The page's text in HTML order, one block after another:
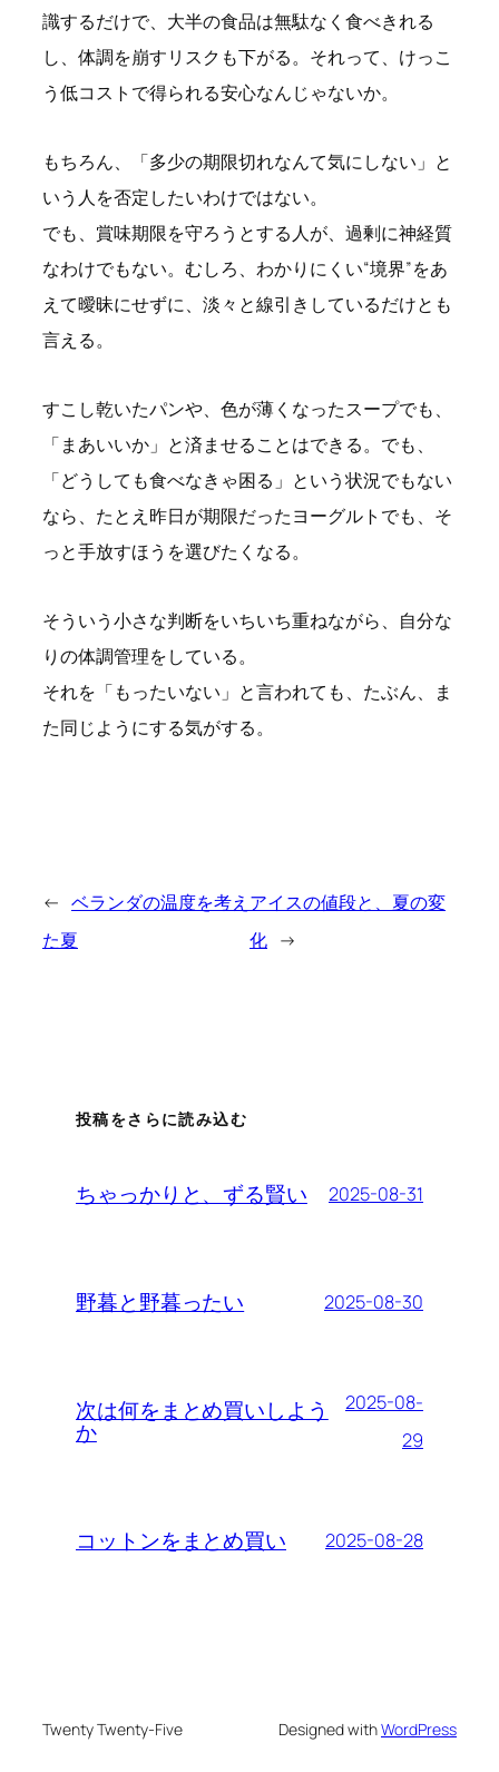
識するだけで、大半の食品は無駄なく食べきれる
し、体調を崩すリスクも下がる。それって、けっこ
う低コストで得られる安心なんじゃないか。
もちろん、「多少の期限切れなんて気にしない」と
いう人を否定したいわけではない。
でも、賞味期限を守ろうとする人が、過剰に神経質
なわけでもない。むしろ、わかりにくい“境界”をあ
えて曖昧にせずに、淡々と線引きしているだけとも
言える。
すこし乾いたパンや、色が薄くなったスープでも、
「まあいいか」と済ませることはできる。でも、
「どうしても食べなきゃ困る」という状況でもない
なら、たとえ昨日が期限だったヨーグルトでも、そ
っと手放すほうを選びたくなる。
そういう小さな判断をいちいち重ねながら、自分な
りの体調管理をしている。
それを「もったいない」と言われても、たぶん、ま
た同じようにする気がする。
← ベランダの温度を考え
た夏
アイスの値段と、夏の変
化 →
投稿をさらに読み込む
ちゃっかりと、ずる賢い 2025-08-31
野暮と野暮ったい 2025-08-30
次は何をまとめ買いしよう
か
2025-08-
29
コットンをまとめ買い 2025-08-28
Twenty Twenty-Five Designed withWordPress